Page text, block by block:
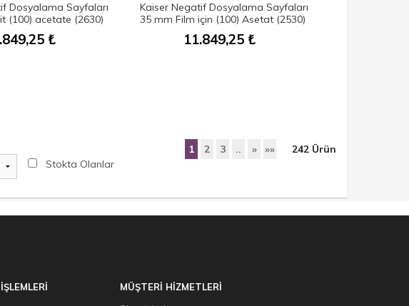
Dosyalama Sayfaları
(100) acetate (2630)
₺
Kaiser Negatif Dosyalama Sayfaları
35 mm Film için (100) Asetat (2530)
11.849,25₺
Stokta Olanlar
242 Ürün
1 2 3 .. » »»
MÜŞTERİ HİZMETLERİ